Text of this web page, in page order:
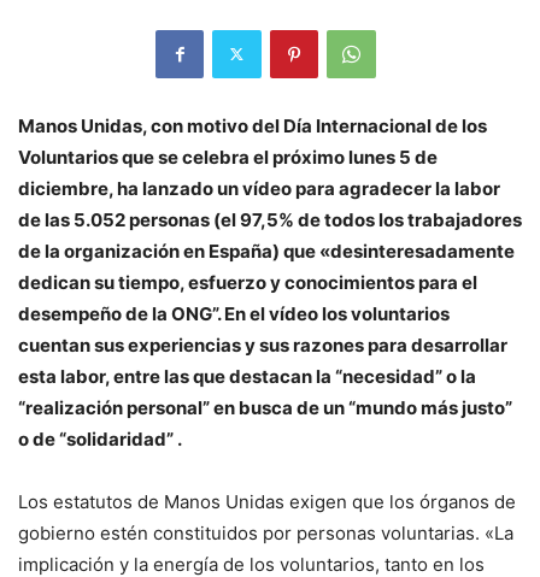
Manos Unidas, con motivo del Día Internacional de los
Voluntarios que se celebra el próximo lunes 5 de
diciembre, ha lanzado un vídeo para agradecer la labor
de las 5.052 personas (el 97,5% de todos los trabajadores
de la organización en España) que «desinteresadamente
dedican su tiempo, esfuerzo y conocimientos para el
desempeño de la ONG”. En el vídeo los voluntarios
cuentan sus experiencias y sus razones para desarrollar
esta labor, entre las que destacan la “necesidad” o la
“realización personal” en busca de un “mundo más justo”
o de “solidaridad” .
Los estatutos de Manos Unidas exigen que los órganos de
gobierno estén constituidos por personas voluntarias. «La
implicación y la energía de los voluntarios, tanto en los